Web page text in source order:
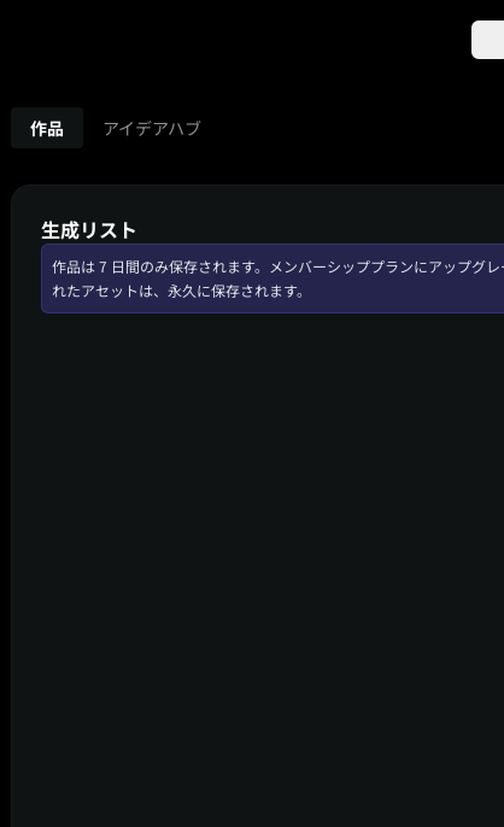
作品 アイデアハブ
生成リスト
作品は 7 日間のみ保存されます。メンバーシッププランにアップグ
れたアセットは、永久に保存されます。